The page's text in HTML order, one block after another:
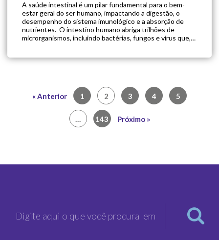
A saúde intestinal é um pilar fundamental para o bem-
estar geral do ser humano, impactando a digestão, o
desempenho do sistema imunológico e a absorção de
nutrientes. O intestino humano abriga trilhões de
microrganismos, incluindo bactérias, fungos e vírus que,
mudança é […]
Navegação
« Anterior 1 2 3 4 5
… 143 Próximo »